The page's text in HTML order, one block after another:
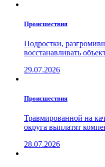
Проиcшествия
Подростки,
восстанавливать
29.07.2026
Проиcшествия
Травмированной на
округа выплатят
28.07.2026